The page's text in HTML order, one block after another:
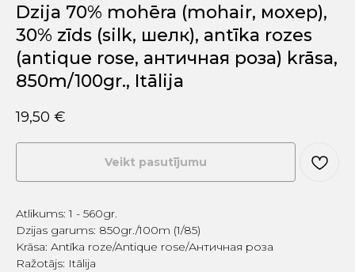
Dzija 70% mohēra (mohair, мохер),
30% zīds (silk, шелк), antīka rozes
(antique rose, античная роза) krāsa,
850m/100gr., Itālija
19,50 €
Veikt pasutījumu
Atlikums: 1 - 560gr.
Dzijas garums: 850gr./100m (1/85)
Krāsa: Antīka roze/Antique rose/Античная роза
Ražotājs: Itālija